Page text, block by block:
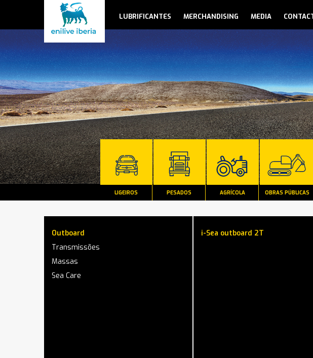
LUBRIFICANTES MERCHANDISING MEDIA
LIGEIROS PESADOS AGRÍCOLA OBRAS PÚBLICAS
Outboard
Transmissões
Massas
Sea Care
i-Sea outboard 2T